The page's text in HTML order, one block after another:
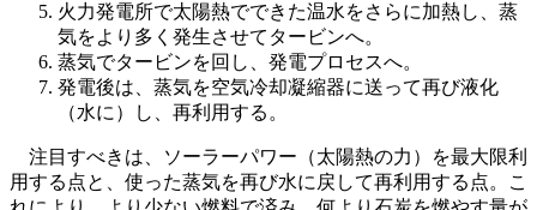
火力発電所で太陽熱でできた温水をさらに加熱し、蒸
気をより多く発生させてタービンへ。
蒸気でタービンを回し、発電プロセスへ。
発電後は、蒸気を空気冷却凝縮器に送って再び液化
（水に）し、再利用する。
注目すべきは、ソーラーパワー（太陽熱の力）を最大限利
用する点と、使った蒸気を再び水に戻して再利用する点。こ